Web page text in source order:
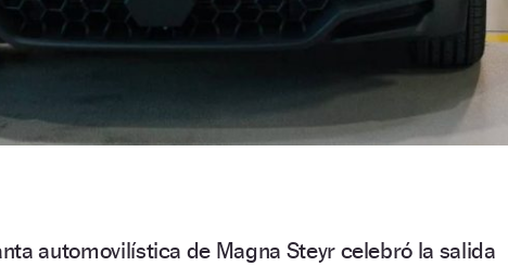
automovilística de Magna Steyr celebró la salida